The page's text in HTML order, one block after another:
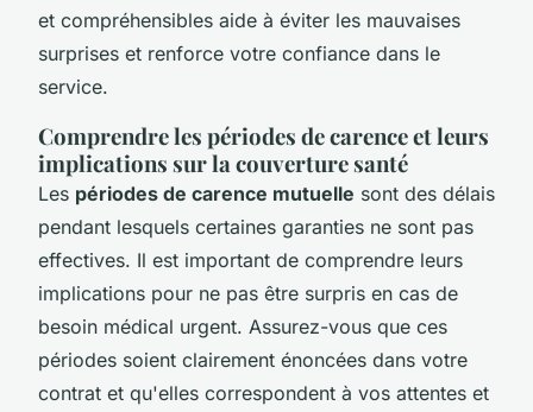
et compréhensibles aide à éviter les mauvaises
surprises et renforce votre confiance dans le
service.
Comprendre les périodes de carence et leurs
implications sur la couverture santé
Les périodes de carence mutuelle sont des délais
pendant lesquels certaines garanties ne sont pas
effectives. Il est important de comprendre leurs
implications pour ne pas être surpris en cas de
besoin médical urgent. Assurez-vous que ces
périodes soient clairement énoncées dans votre
contrat et qu'elles correspondent à vos attentes et